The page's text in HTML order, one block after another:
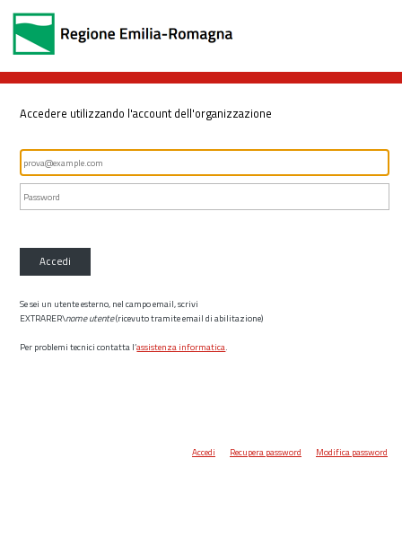
Accedere utilizzando l'account dell'organizzazione
Accedi
Se sei un utente esterno, nel campo email, scrivi
EXTRARER\nome utente(ricevuto tramite email di abilitazione)
Per problemi tecnici contatta l’assistenza informatica.
Accedi Recupera password Modifica password